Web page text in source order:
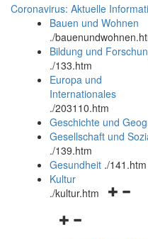
Coronavirus: Aktuelle
Bauen und Wohnen
./
Bildung und
./133.htm
Europa und
Internationales
./203110.htm
Geschichte und
Gesellschaft und
./139.htm
Gesundheit ./141.htm
Kultur
./kultur.htm
Navigationsmenü